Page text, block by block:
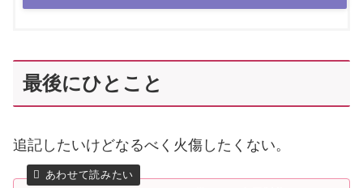
最後にひとこと
追記したいけどなるべく火傷したくない。